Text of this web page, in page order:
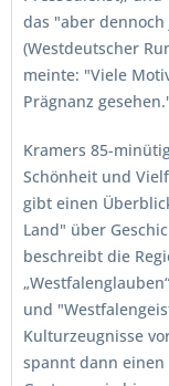
das "aber
(Westdeutscher
meinte: "Viele
Prägnanz
Kramers 85-
Schönheit und
gibt einen
Land" über
beschreibt die
und
Kulturzeugnisse
spannt dann einen